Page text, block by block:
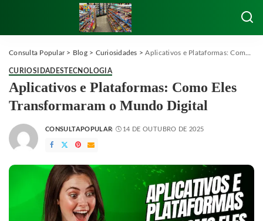
Consulta Popular> Blog> Curiosidades >Aplicativos e Plataformas: Como Eles Transformaram o Mundo Digital
CURIOSIDADESTECNOLOGIA
Aplicativos e Plataformas: Como Eles
Transformaram o Mundo Digital
BY
CONSULTAPOPULAR 14 DE OUTUBRO DE 2025